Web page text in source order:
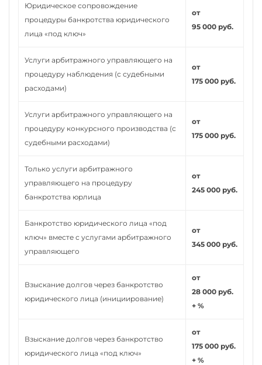
Юридическое сопровождение
процедуры банкротства юридического
лица «под ключ»
от
95 000 руб.
Услуги арбитражного управляющего на
процедуру наблюдения (с судебными
расходами)
от
175 000 руб.
Услуги арбитражного управляющего на
процедуру конкурсного производства (с
судебными расходами)
от
175 000 руб.
Только услуги арбитражного
управляющего на процедуру
банкротства юрлица
от
245 000 руб.
Банкротство юридического лица «под
ключ» вместе с услугами арбитражного
управляющего
от
345 000 руб.
Взыскание долгов через банкротство
юридического лица (инициирование)
от
28 000 руб.
+ %
Взыскание долгов через банкротство
юридического лица «под ключ»
от
175 000 руб.
+ %